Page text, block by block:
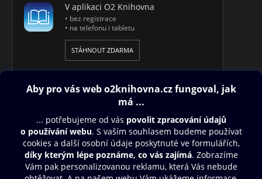
V aplikaci O2 Knihovna
• bez registrace
• na telefonu i tabletu
STÁHNOUT ZDARMA
Obsah ke stažení
Moje O2 Knihovna
Další zábava